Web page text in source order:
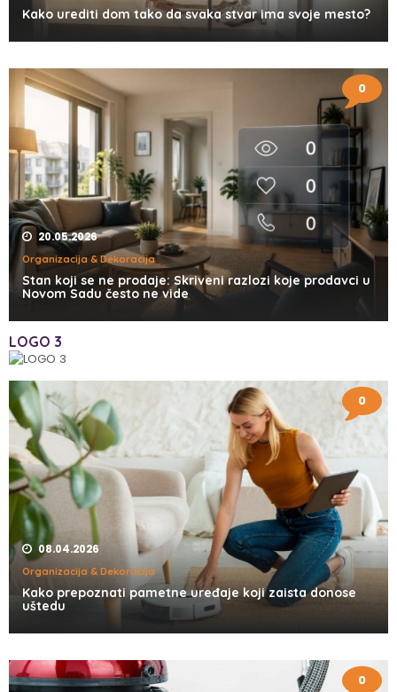
Kako urediti dom tako da svaka stvar ima svoje mesto?
0
20.05.2026
Organizacija & Dekoracija
Stan koji se ne prodaje: Skriveni razlozi koje prodavci u
Novom Sadu često ne vide
LOGO 3
0
08.04.2026
Organizacija & Dekoracija
Kako prepoznati pametne uređaje koji zaista donose
uštedu
0